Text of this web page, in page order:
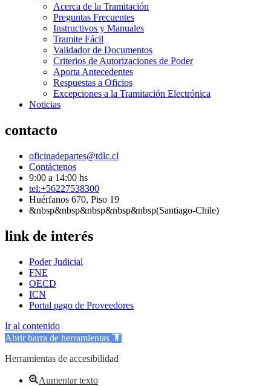
Acerca de la Tramitación
Preguntas Frecuentes
Instructivos y Manuales
Tramite Fácil
Validador de Documentos
Criterios de Autorizaciones de Poder
Aporta Antecedentes
Respuestas a Oficios
Excepciones a la Tramitación Electrónica
Noticias
contacto
oficinadepartes@tdlc.cl
Contáctenos
9:00 a 14:00 hs
tel:+56227538300
Huérfanos 670, Piso 19
&nbsp&nbsp&nbsp&nbsp&nbsp(Santiago-Chile)
link de interés
Poder Judicial
FNE
OECD
ICN
Portal pago de Proveedores
Ir al contenido
Abrir barra de herramientas
Herramientas de accesibilidad
Aumentar texto